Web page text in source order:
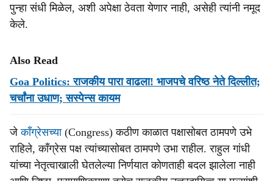
पुन्हा संधी मिळेल, अशी अपेक्षा ठेवता येणार नाही, असेही त्यांनी नमूद
केले.
Also Read
Goa Politics: राजकीय पारा वाढला! भाजपचे वरिष्‍ठ नेते दिल्लीत;
चर्चांना उधाण; सस्‍पेन्‍स कायम
जेकाँग्रेसच्या(Congress) कठीण काळात पक्षासोबत ठामपणे उभे
राहिले, काँग्रेस पक्ष त्यांच्यासोबत ठामपणे उभा राहील. राहुल गांधी
यांच्या नेतृत्वाखाली घेतलेल्या निर्णयात कोणताही बदल झालेला नाही